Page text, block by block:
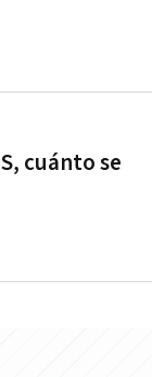
cuánto se